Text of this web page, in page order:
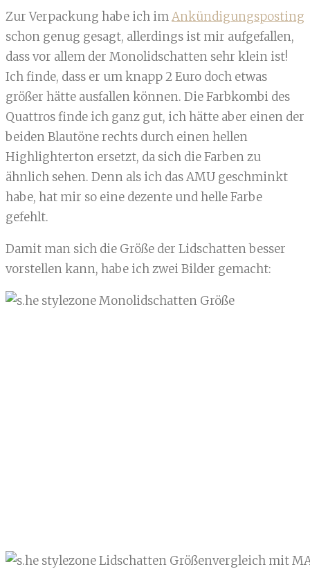
Zur Verpackung habe ich imAnkündigungsposting
schon genug gesagt, allerdings ist mir aufgefallen,
dass vor allem der Monolidschatten sehr klein ist!
Ich finde, dass er um knapp 2 Euro doch etwas
größer hätte ausfallen können. Die Farbkombi des
Quattros finde ich ganz gut, ich hätte aber einen der
beiden Blautöne rechts durch einen hellen
Highlighterton ersetzt, da sich die Farben zu
ähnlich sehen. Denn als ich das AMU geschminkt
habe, hat mir so eine dezente und helle Farbe
gefehlt.
Damit man sich die Größe der Lidschatten besser
vorstellen kann, habe ich zwei Bilder gemacht: